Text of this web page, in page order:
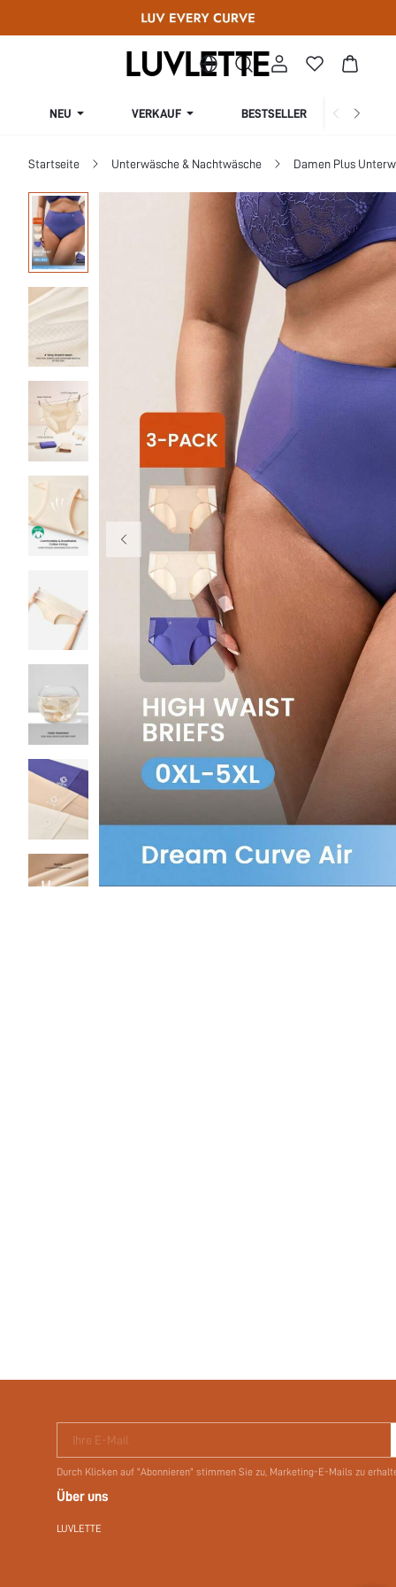
NEU VERKAUF BESTSELLER
Startseite Unterwäsche & Nachtwäsche Damen Plus
Ihre E-Mail
Durch Klicken auf "Abonnieren" stimmen Sie zu, Marketing-E-Mails zu
Über uns
LUVLETTE